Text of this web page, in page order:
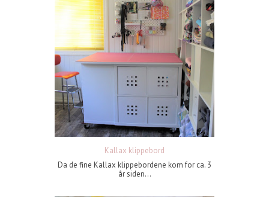
Kallax klippebord
Da de fine Kallax klippebordene kom for ca. 3
år siden...